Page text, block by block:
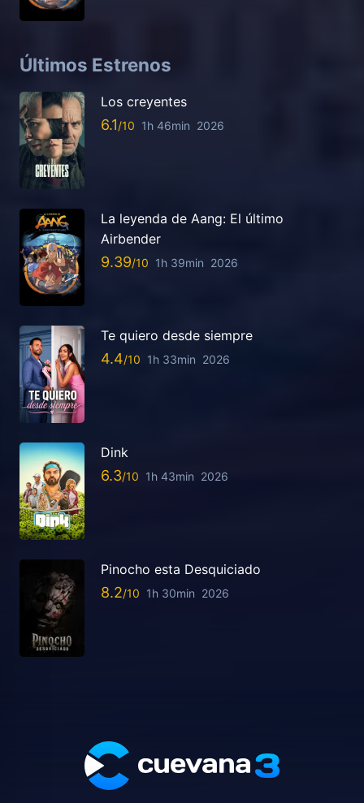
Últimos Estrenos
Los creyentes
6.1 1h 46min 2026
La leyenda de Aang: El último
Airbender
9.39 1h 39min 2026
Te quiero desde siempre
4.4 1h 33min 2026
Dink
6.3 1h 43min 2026
Pinocho esta Desquiciado
8.2 1h 30min 2026